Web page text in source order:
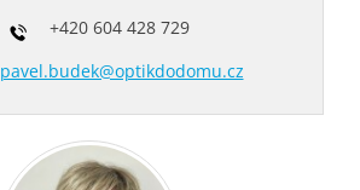
+420 604 428 729
pavel.budek@optikdodomu.cz